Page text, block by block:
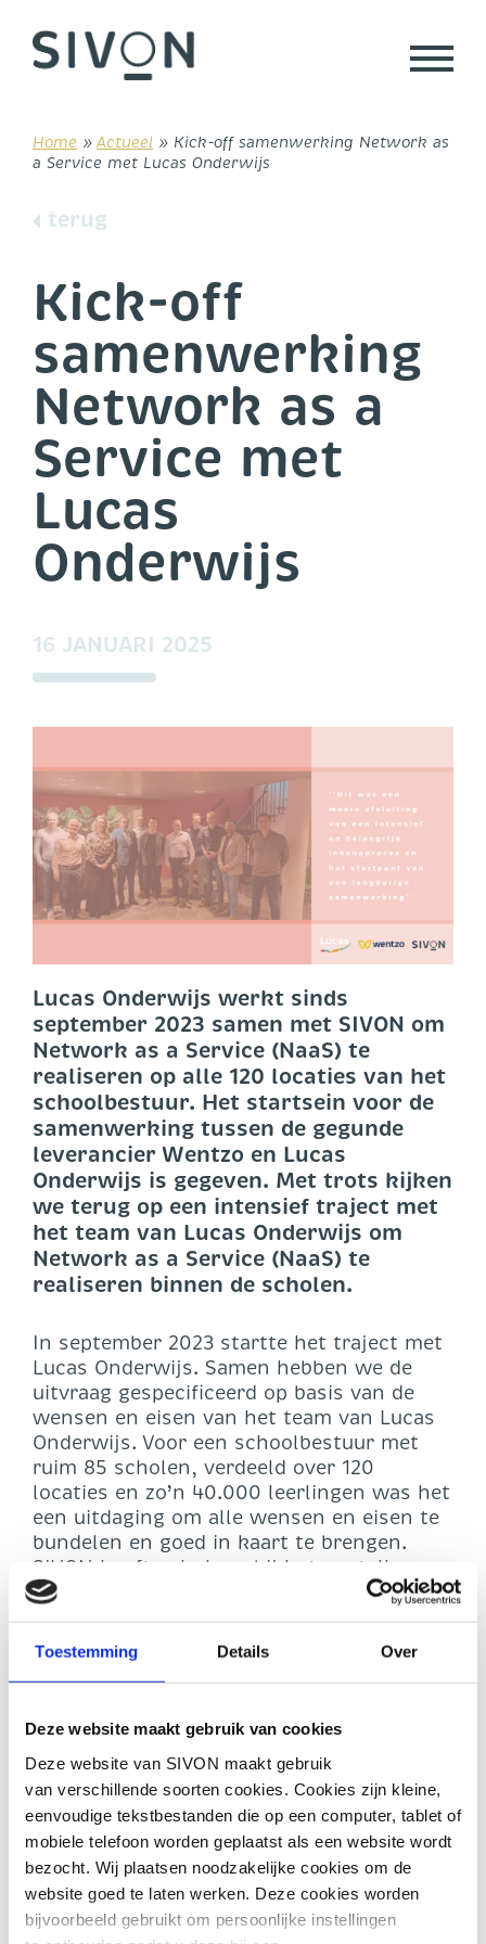
Toestemming Details Over
Deze website maakt gebruik van cookies
Deze website van SIVON maakt gebruik
van verschillende soorten cookies. Cookies zijn kleine,
eenvoudige tekstbestanden die op een computer, tablet of
mobiele telefoon worden geplaatst als een website wordt
bezocht. Wij plaatsen noodzakelijke cookies om de
website goed te laten werken. Deze cookies worden
bijvoorbeeld gebruikt om persoonlijke instellingen
content
Home » Actueel » Kick-off samenwerking Network as
a Service met Lucas Onderwijs
terug
Kick-off
samenwerking
Network as a
Service met
Lucas
Onderwijs
16 JANUARI 2025
Lucas Onderwijs werkt sinds
september 2023 samen met SIVON om
Network as a Service (NaaS) te
realiseren op alle 120 locaties van het
schoolbestuur. Het startsein voor de
samenwerking tussen de gegunde
leverancier Wentzo en Lucas
Onderwijs is gegeven. Met trots kijken
we terug op een intensief traject met
het team van Lucas Onderwijs om
Network as a Service (NaaS) te
realiseren binnen de scholen.
In september 2023 startte het traject met
Lucas Onderwijs. Samen hebben we de
uitvraag gespecificeerd op basis van de
wensen en eisen van het team van Lucas
Onderwijs. Voor een schoolbestuur met
ruim 85 scholen, verdeeld over 120
locaties en zo’n 40.000 leerlingen was het
een uitdaging om alle wensen en eisen te
bundelen en goed in kaart te brengen.
SIVON heeft geholpen bij het opstellen
van de uitvraag en heeft na een intensieve
samenwerking de mini-competitie in
september 2024 opgestart en begeleid.
Het schoolbestuur had de wens om het
volledige huidige netwerk vóór 1 april 2025
in beheer te laten nemen door de gegunde
NaaS-leverancier. In december 2024 is de
opdracht gegund aan Wentzo, die een
inschrijving deed welke zeer goed
aansloot bij de wensen en eisen van Lucas